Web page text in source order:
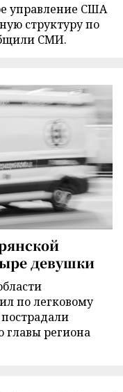
управление США
структуру по
СМИ.
девушки
по легковому
региона